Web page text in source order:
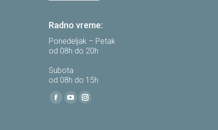
Radno vreme:
Ponedeljak – Petak
od 08h do 20h
Subota
od 08h do 15h
Find us on:
Facebook
YouTubeInstagram